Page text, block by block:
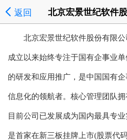
返回 北京宏景世纪软件
北京宏景世纪软件股份有限
成立以来始终专注于国有企事业
的研发和应用推广，是中国国有
信息化的领航者。核心管理团队拥
目前公司已发展成为国内最具专业
是首家在新三板挂牌上市(股票代